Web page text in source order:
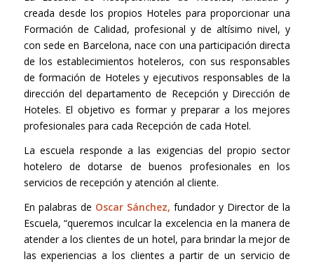
creada desde los propios Hoteles para proporcionar una
Formación de Calidad, profesional y de altísimo nivel, y
con sede en Barcelona, nace con una participación directa
de los establecimientos hoteleros, con sus responsables
de formación de Hoteles y ejecutivos responsables de la
dirección del departamento de Recepción y Dirección de
Hoteles. El objetivo es formar y preparar a los mejores
profesionales para cada Recepción de cada Hotel.
La escuela responde a las exigencias del propio sector
hotelero de dotarse de buenos profesionales en los
servicios de recepción y atención al cliente.
En palabras de Oscar Sánchez, fundador y Director de la
Escuela, “queremos inculcar la excelencia en la manera de
atender a los clientes de un hotel, para brindar la mejor de
las experiencias a los clientes a partir de un servicio de